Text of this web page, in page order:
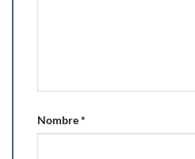
Nombre*